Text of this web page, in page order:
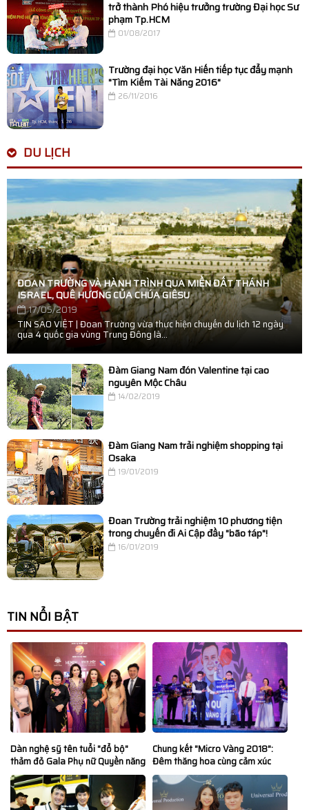
trở thành Phó hiệu trưởng trường Đại học Sư
phạm Tp.HCM
01/08/2017
Trường đại học Văn Hiến tiếp tục đẩy mạnh
"Tìm Kiếm Tài Năng 2016"
26/11/2016
DU LỊCH
ĐOAN TRƯỜNG VÀ HÀNH TRÌNH QUA MIỀN ĐẤT THÁNH
ISRAEL, QUÊ HƯƠNG CỦA CHÚA GIÊSU
17/05/2019
TIN SAO VIỆT | Đoan Trường vừa thực hiện chuyến du lịch 12 ngày
qua 4 quốc gia vùng Trung Đông là...
Đàm Giang Nam đón Valentine tại cao
nguyên Mộc Châu
14/02/2019
Đàm Giang Nam trải nghiệm shopping tại
Osaka
19/01/2019
Đoan Trường trải nghiệm 10 phương tiện
trong chuyến đi Ai Cập đầy "bão táp"!
16/01/2019
TIN NỔI BẬT
Dàn nghệ sỹ tên tuổi "đổ bộ"
thảm đỏ Gala Phụ nữ Quyền năng
Chung kết "Micro Vàng 2018":
Đêm thăng hoa cùng cảm xúc